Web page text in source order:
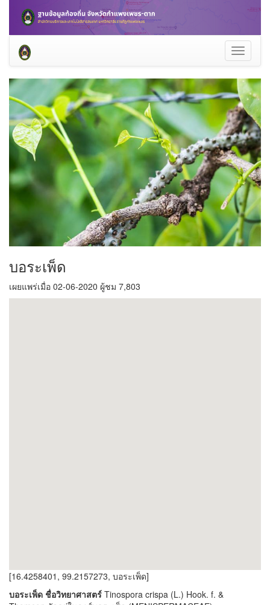
Toggle
บอระเพ็ด
เผยแพร่เมื่อ 02-06-2020 ผู้ชม 7,803
[16.4258401, 99.2157273, บอระเพ็ด]
บอระเพ็ด ชื่อวิทยาศาสตร์ Tinospora crispa (L.) Hook. f. &